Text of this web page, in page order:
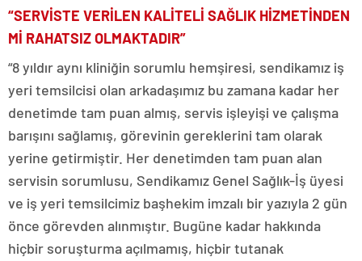
“SERVİSTE VERİLEN KALİTELİ SAĞLIK HİZMETİNDEN
Mİ RAHATSIZ OLMAKTADIR”
“8 yıldır aynı kliniğin sorumlu hemşiresi, sendikamız iş
yeri temsilcisi olan arkadaşımız bu zamana kadar her
denetimde tam puan almış, servis işleyişi ve çalışma
barışını sağlamış, görevinin gereklerini tam olarak
yerine getirmiştir. Her denetimden tam puan alan
servisin sorumlusu, Sendikamız Genel Sağlık-İş üyesi
ve iş yeri temsilcimiz başhekim imzalı bir yazıyla 2 gün
önce görevden alınmıştır. Bugüne kadar hakkında
hiçbir soruşturma açılmamış, hiçbir tutanak